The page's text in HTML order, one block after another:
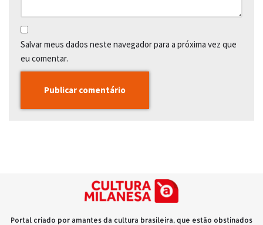
Salvar meus dados neste navegador para a próxima vez que
eu comentar.
Portal criado por amantes da cultura brasileira, que estão obstinados